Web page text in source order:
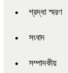
শ্রদ্ধা স্মরণ
সংবাদ
সম্পাদকীয়